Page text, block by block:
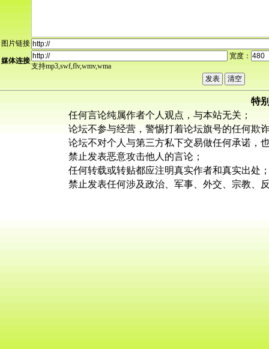
图片链接
媒体连接
宽度：
支持mp3,swf,flv,wmv,wma
特
任何言论纯属作者个人观点，与本站无关；
论坛不参与经营，警惕打着论坛旗号的任何欺
论坛不对个人与第三方私下交易做任何承诺，
禁止发表恶意攻击他人的言论；
任何转载或转贴都应注明真实作者和真实出处
禁止发表任何涉及政治、军事、外交、宗教、